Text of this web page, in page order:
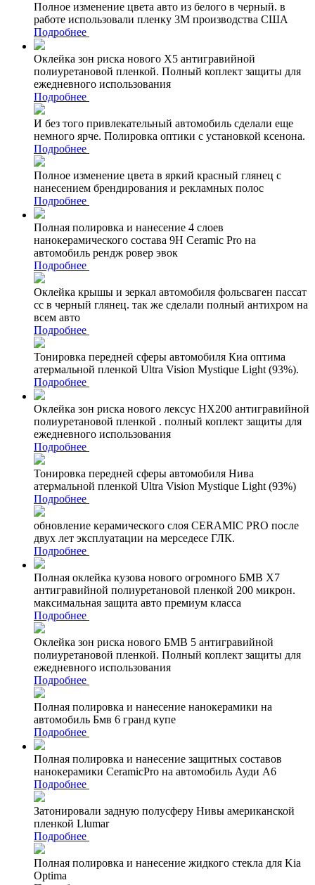
Полное изменение цвета авто из белого в черный. в
работе использовали пленку 3М производства США
Подробнее
Оклейка зон риска нового Х5 антигравийной
полиуретановой пленкой. Полный коплект защиты для
ежедневного использования
Подробнее
И без того привлекательный автомобиль сделали еще
немного ярче. Полировка оптики с установкой ксенона.
Подробнее
Полное изменение цвета в яркий красный глянец с
нанесением брендирования и рекламных полос
Подробнее
Полная полировка и нанесение 4 слоев
нанокерамического состава 9Н Ceramic Pro на
автомобиль рендж ровер эвок
Подробнее
Оклейка крышы и зеркал автомобиля фольсваген пассат
сс в черный глянец. так же сделали полный антихром на
всем авто
Подробнее
Тонировка передней сферы автомобиля Киа оптима
атермальной пленкой Ultra Vision Mystique Light (93%).
Подробнее
Оклейка зон риска нового лексус НХ200 антигравийной
полиуретановой пленкой . полный коплект защиты для
ежедневного использования
Подробнее
Тонировка передней сферы автомобиля Нива
атермальной пленкой Ultra Vision Mystique Light (93%)
Подробнее
обновление керамического слоя CERAMIC PRO после
двух лет эксплуатации на мерседесе ГЛК.
Подробнее
Полная оклейка кузова нового огромного БМВ Х7
антигравийной полиуретановой пленкой 200 микрон.
максимальная защита авто премиум класса
Подробнее
Оклейка зон риска нового БМВ 5 антигравийной
полиуретановой пленкой. Полный коплект защиты для
ежедневного использования
Подробнее
Полная полировка и нанесение нанокерамики на
автомобиль Бмв 6 гранд купе
Подробнее
Полная полировка и нанесение защитных составов
нанокерамики CeramicPro на автомобиль Ауди А6
Подробнее
Затонировали задную полусферу Нивы американской
пленкой Llumar
Подробнее
Полная полировка и нанесение жидкого стекла для Kia
Optima